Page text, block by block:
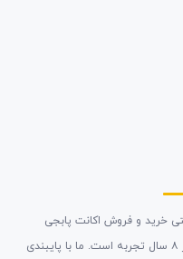
خرید و فروش اکانت پابجی
موبایل و اکانت کالاف دیوتی موبایل با بیش از ۸ سال تجربه است. ما با پایبندی